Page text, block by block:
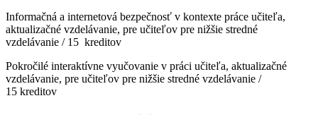
Informačná a internetová bezpečnosť v kontexte práce učiteľa,
aktualizačné vzdelávanie, pre učiteľov pre nižšie stredné
vzdelávanie / 15 kreditov
Pokročilé interaktívne vyučovanie v práci učiteľa, aktualizačné
vzdelávanie, pre učiteľov pre nižšie stredné vzdelávanie /
15 kreditov